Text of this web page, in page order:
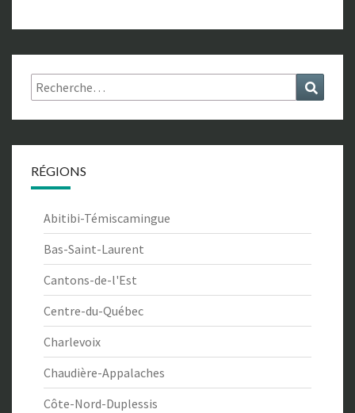
Rechercher :
RÉGIONS
Abitibi-Témiscamingue
Bas-Saint-Laurent
Cantons-de-l'Est
Centre-du-Québec
Charlevoix
Chaudière-Appalaches
Côte-Nord-Duplessis